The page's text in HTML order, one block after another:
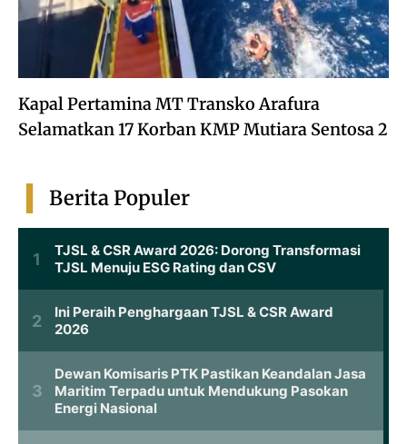
Kapal Pertamina MT Transko Arafura
Selamatkan 17 Korban KMP Mutiara Sentosa 2
Berita Populer